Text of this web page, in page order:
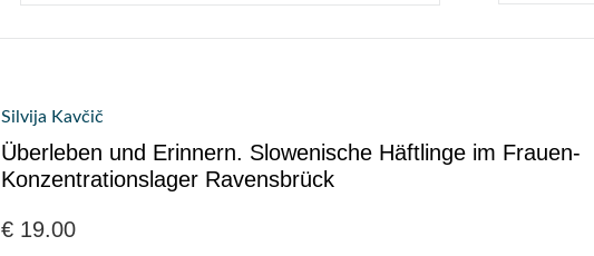
Silvija Kavčič
Überleben und Erinnern. Slowenische Häftlinge im Frauen-
Konzentrationslager Ravensbrück
€ 19.00